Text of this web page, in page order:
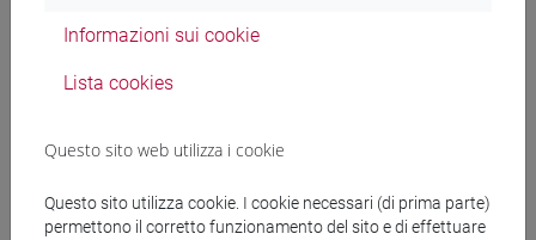
SALERNI Paola- 30h Esercitazioni
Informazioni sui cookie
Lista cookies
Questo sito web utilizza i cookie
Questo sito utilizza cookie. I cookie necessari (di prima parte)
permettono il corretto funzionamento del sito e di effettuare